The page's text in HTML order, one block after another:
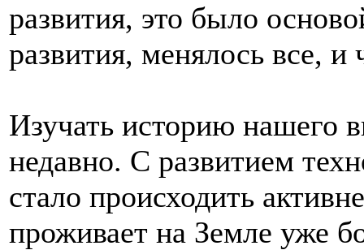
развития, это было
развития, менялось все,
Изучать историю нашего
недавно. С развитием
стало происходить
проживает на Земле уже